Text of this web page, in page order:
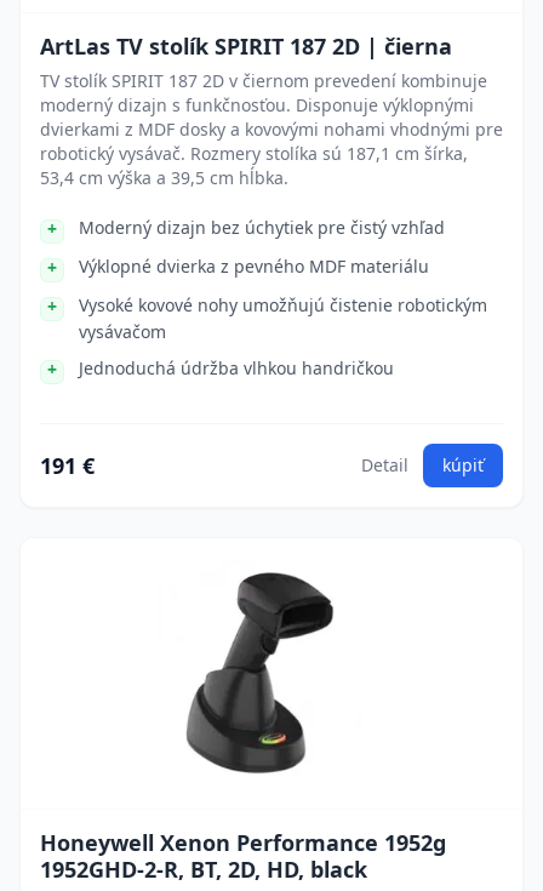
ArtLas TV stolík SPIRIT 187 2D | čierna
TV stolík SPIRIT 187 2D v čiernom prevedení kombinuje
moderný dizajn s funkčnosťou. Disponuje výklopnými
dvierkami z MDF dosky a kovovými nohami vhodnými pre
robotický vysávač. Rozmery stolíka sú 187,1 cm šírka,
53,4 cm výška a 39,5 cm hĺbka.
Moderný dizajn bez úchytiek pre čistý vzhľad
Výklopné dvierka z pevného MDF materiálu
Vysoké kovové nohy umožňujú čistenie robotickým
vysávačom
Jednoduchá údržba vlhkou handričkou
191 € Detail kúpiť
Honeywell Xenon Performance 1952g
1952GHD-2-R, BT, 2D, HD, black